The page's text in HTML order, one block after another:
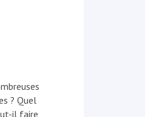
? Quel
il faire